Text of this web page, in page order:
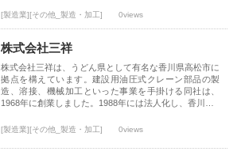
[製造業][その他_製造・加工] 0views
株式会社三祥
株式会社三祥は、うどん県として有名な香川県高松市に
拠点を構えています。建設用油圧式クレーン部品の製
造、溶接、機械加工といった事業を手掛ける同社は、
1968年に創業しました。1988年には法人化し、香川…
[製造業][その他_製造・加工] 0views